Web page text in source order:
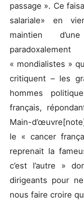
passage ». Ce
salariale» en
maintien
« mondialistes »
critiquent – les
hommes
français,
Main-
le « cancer
reprenait la
c’est l’autre »
dirigeants pour
nous faire croire